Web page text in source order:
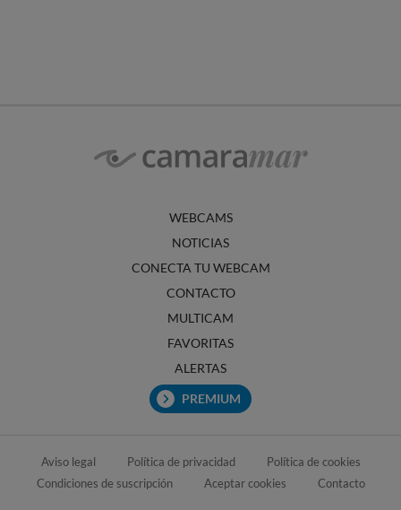
WEBCAMS
NOTICIAS
CONECTA TU WEBCAM
CONTACTO
MULTICAM
FAVORITAS
ALERTAS
PREMIUM
Aviso legal Política de privacidad
Política de cookies
Condiciones de suscripción
Aceptar cookies Contacto